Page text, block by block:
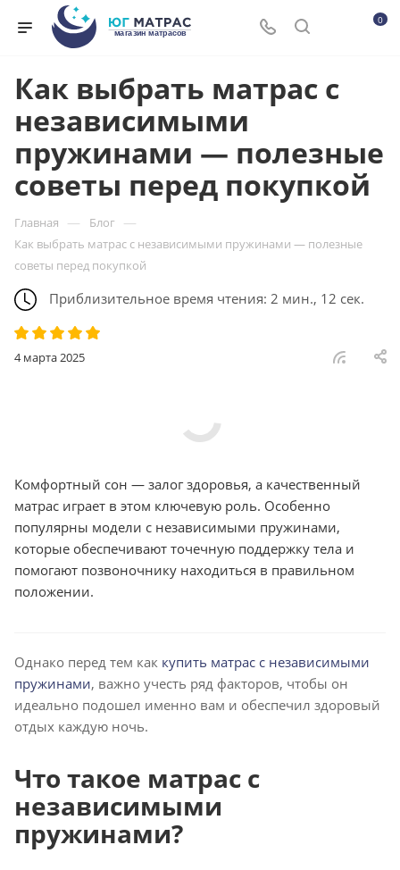
0
Как выбрать матрас с
независимыми
пружинами — полезные
советы перед покупкой
Главная — Блог —
Как выбрать матрас с независимыми пружинами — полезные
советы перед покупкой
Приблизительное время чтения: 2 мин., 12 сек.
4 марта 2025
Комфортный сон — залог здоровья, а качественный
матрас играет в этом ключевую роль. Особенно
популярны модели с независимыми пружинами,
которые обеспечивают точечную поддержку тела и
помогают позвоночнику находиться в правильном
положении.
Однако перед тем как купить матрас с независимыми
пружинами, важно учесть ряд факторов, чтобы он
идеально подошел именно вам и обеспечил здоровый
отдых каждую ночь.
Что такое матрас с
независимыми
пружинами?